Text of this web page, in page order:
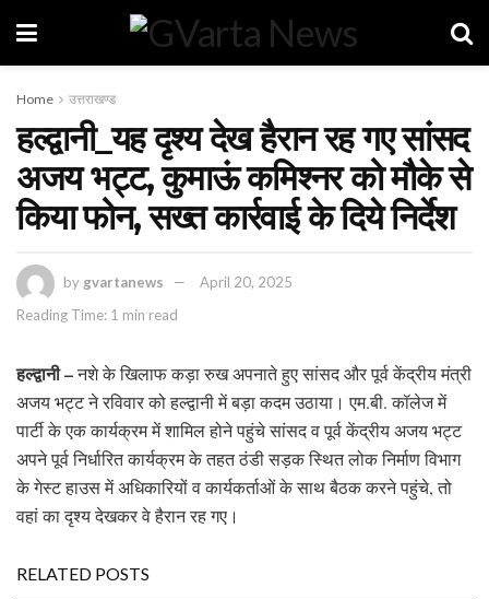
Home उत्तराखण्ड
हल्द्वानी_यह दृश्य देख हैरान रह गए सांसद
अजय भट्ट, कुमाऊं कमिश्नर को मौके से
किया फोन, सख्त कार्रवाई के दिये निर्देश
by gvartanews
April 20, 2025
Reading Time: 1 min read
हल्द्वानी –नशे के खिलाफ कड़ा रुख अपनाते हुए सांसद और पूर्व केंद्रीय मंत्री
अजय भट्ट ने रविवार को हल्द्वानी में बड़ा कदम उठाया। एम.बी. कॉलेज में
पार्टी के एक कार्यक्रम में शामिल होने पहुंचे सांसद व पूर्व केंद्रीय अजय भट्ट
अपने पूर्व निर्धारित कार्यक्रम के तहत ठंडी सड़क स्थित लोक निर्माण विभाग
के गेस्ट हाउस में अधिकारियों व कार्यकर्ताओं के साथ बैठक करने पहुंचे, तो
वहां का दृश्य देखकर वे हैरान रह गए।
RELATED POSTS